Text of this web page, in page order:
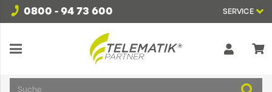
0800 - 94 73 600 SERVICE
Suche